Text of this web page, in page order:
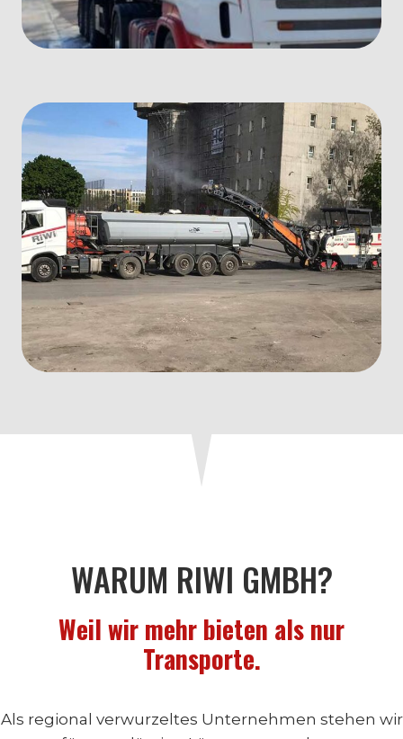
WARUM RIWI GMBH?
Weil wir mehr bieten als nur
Transporte.
Als regional verwurzeltes Unternehmen stehen wir